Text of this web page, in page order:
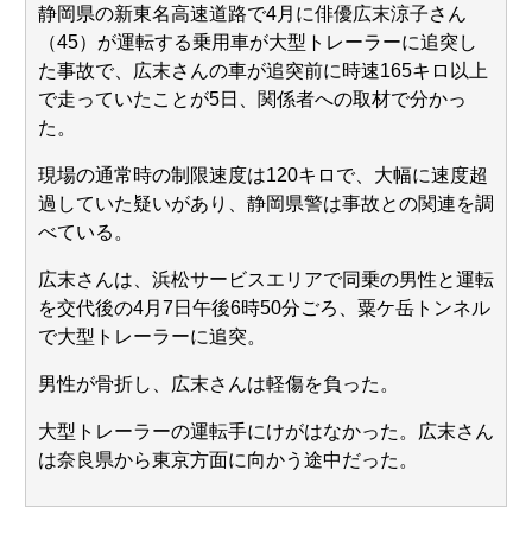
→更年期本音大合唱にｗｗｗ
元AKB社長、22億円申告漏れ 乃木坂46運営会社の株式を
パチンコ京楽産業に譲渡【ノース・リバー】【窪田康志】
元AKB社長、22億円申告漏れ 乃木坂46運営会社の株式を
パチンコ京楽産業に譲渡【ノース・リバー】【窪田康志】
Powered by livedoor 相互RSS
静岡県の新東名高速道路で4月に俳優広末涼子さん
（45）が運転する乗用車が大型トレーラーに追突し
た事故で、広末さんの車が追突前に時速165キロ以上
で走っていたことが5日、関係者への取材で分かっ
た。
現場の通常時の制限速度は120キロで、大幅に速度超
過していた疑いがあり、静岡県警は事故との関連を調
べている。
広末さんは、浜松サービスエリアで同乗の男性と運転
を交代後の4月7日午後6時50分ごろ、粟ケ岳トンネル
で大型トレーラーに追突。
男性が骨折し、広末さんは軽傷を負った。
大型トレーラーの運転手にけがはなかった。広末さん
は奈良県から東京方面に向かう途中だった。